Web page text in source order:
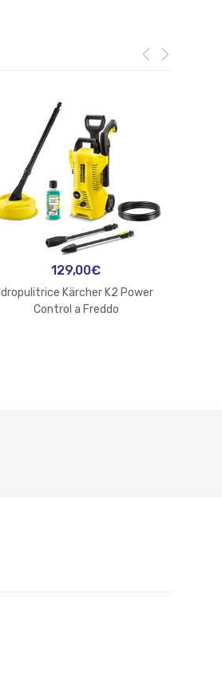
129,00€
Idropulitrice Kärcher K2 Power
Control a Freddo